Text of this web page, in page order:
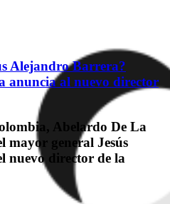
Alejandro Barrera?
anuncia al nuevo director
Abelardo De La
mayor general Jesús
nuevo director de la